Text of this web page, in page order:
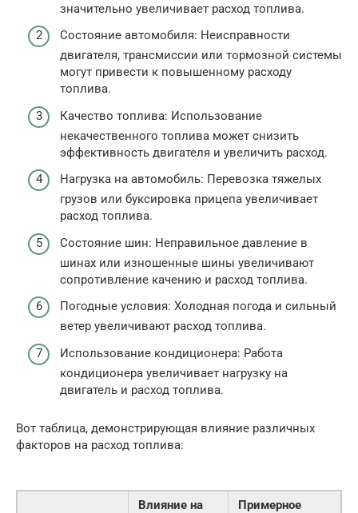
значительно увеличивает расход топлива.
Состояние автомобиля: Неисправности
двигателя, трансмиссии или тормозной системы
могут привести к повышенному расходу
топлива.
Качество топлива: Использование
некачественного топлива может снизить
эффективность двигателя и увеличить расход.
Нагрузка на автомобиль: Перевозка тяжелых
грузов или буксировка прицепа увеличивает
расход топлива.
Состояние шин: Неправильное давление в
шинах или изношенные шины увеличивают
сопротивление качению и расход топлива.
Погодные условия: Холодная погода и сильный
ветер увеличивают расход топлива.
Использование кондиционера: Работа
кондиционера увеличивает нагрузку на
двигатель и расход топлива.
Вот таблица, демонстрирующая влияние различных
факторов на расход топлива:
Влияние на
Примерное